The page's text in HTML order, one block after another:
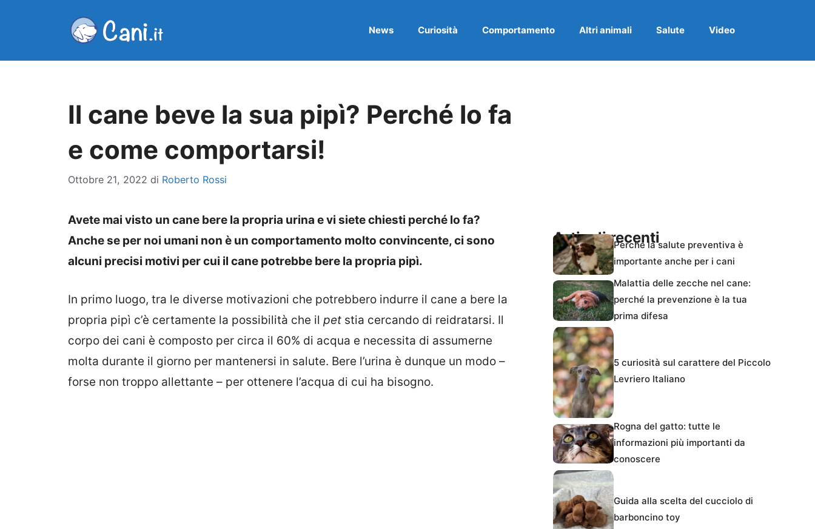
News Curiosità Comportamento Altri animali Salute Video
Il cane beve la sua pipì? Perché lo fa
e come comportarsi!
Ottobre 21, 2022 di Roberto Rossi
Avete mai visto un cane bere la propria urina e vi siete chiesti perché lo fa?
Anche se per noi umani non è un comportamento molto convincente, ci sono
alcuni precisi motivi per cui il cane potrebbe bere la propria pipì.
In primo luogo, tra le diverse motivazioni che potrebbero indurre il cane a bere la
propria pipì c’è certamente la possibilità che il pet stia cercando di reidratarsi. Il
corpo dei cani è composto per circa il 60% di acqua e necessita di assumerne
molta durante il giorno per mantenersi in salute. Bere l’urina è dunque un modo –
forse non troppo allettante – per ottenere l’acqua di cui ha bisogno.
Articoli recentiPerché la salute preventiva è
importante anche per i cani
Malattia delle zecche nel cane:
perché la prevenzione è la tua
prima difesa
5 curiosità sul carattere del Piccolo
Levriero Italiano
Rogna del gatto: tutte le
informazioni più importanti da
conoscere
Guida alla scelta del cucciolo di
barboncino toy